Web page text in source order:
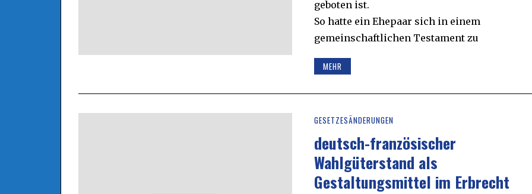
geboten ist.
So hatte ein Ehepaar sich in einem
gemeinschaftlichen Testament zu
MEHR
GESETZESÄNDERUNGEN
deutsch-französischer
Wahlgüterstand als
Gestaltungsmittel im Erbrecht